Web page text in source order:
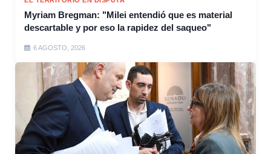
Myriam Bregman: "Milei entendió que es material
descartable y por eso la rapidez del saqueo"
6 AGOSTO, 2026